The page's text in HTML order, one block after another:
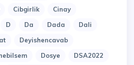
Cibgirlik
Cinay
D Da Dada
Dali
Deyishencavab
Dosye
DSA2022